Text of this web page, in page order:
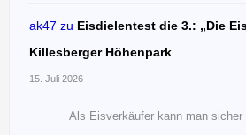
ak47 zu Eisdielentest die 3.: „Die
Killesberger Höhenpark
15. Juli 2026
Als Eisverkäufer kann man sicher